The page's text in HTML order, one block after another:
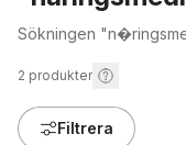
Sökningen
2 produkter
Filtrera